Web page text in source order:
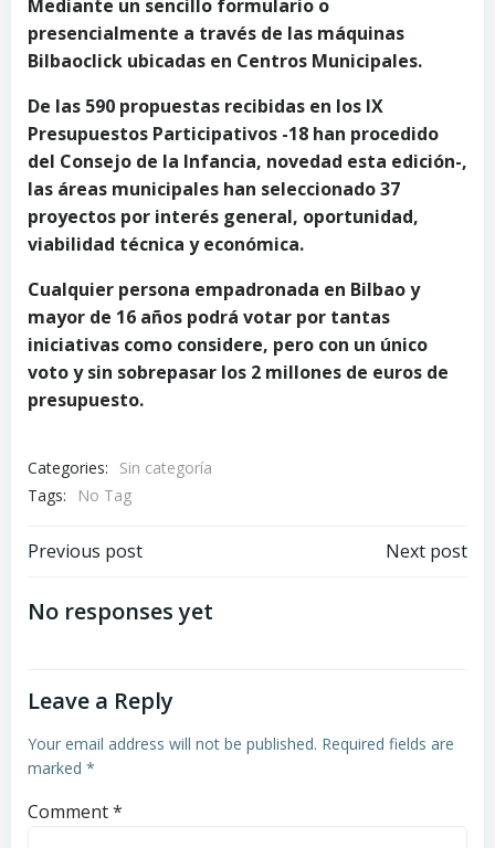
Mediante un sencillo formulario o
presencialmente a través de las máquinas
Bilbaoclick ubicadas en Centros Municipales.
De las 590 propuestas recibidas en los IX
Presupuestos Participativos -18 han procedido
del Consejo de la Infancia, novedad esta edición-,
las áreas municipales han seleccionado 37
proyectos por interés general, oportunidad,
viabilidad técnica y económica.
Cualquier persona empadronada en Bilbao y
mayor de 16 años podrá votar por tantas
iniciativas como considere, pero con un único
voto y sin sobrepasar los 2 millones de euros de
presupuesto.
Categories:
Sin categoría
Tags:
No Tag
Post
navigation
Previous post Next post
No responses yet
Leave a Reply
Your email address will not be published. Required fields are
marked *
Comment*